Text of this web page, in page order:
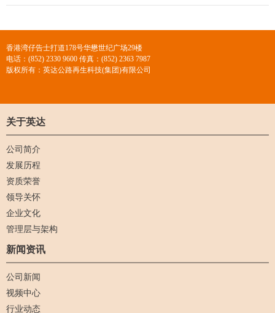
香港湾仔告士打道178号华懋世纪广场29楼
电话：(852) 2330 9600 传真：(852) 2363 7987
版权所有：英达公路再生科技(集团)有限公司
关于英达
公司简介
发展历程
资质荣誉
领导关怀
企业文化
管理层与架构
新闻资讯
公司新闻
视频中心
行业动态